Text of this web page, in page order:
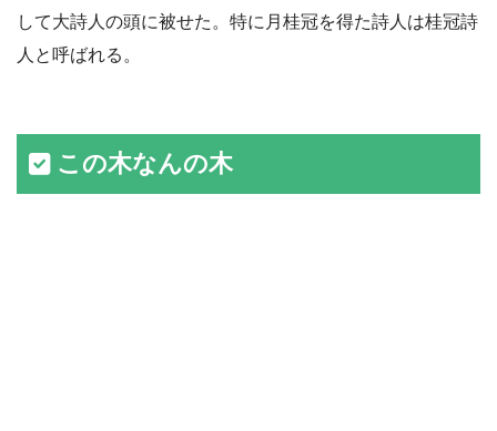
して大詩人の頭に被せた。特に月桂冠を得た詩人は桂冠詩
人と呼ばれる。
この木なんの木